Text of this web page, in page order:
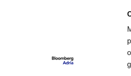
Adria Insight